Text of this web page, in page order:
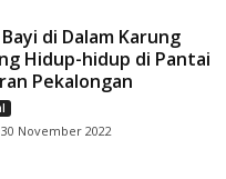
di Dalam Karung
Hidup-hidup di Pantai
Pekalongan
30 November 2022